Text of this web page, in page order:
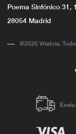
Poema Sinfónico 31,
28054 Madrid
@2026 Vitalnia.